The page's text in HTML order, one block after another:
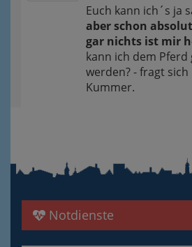
Euch kann ich´s ja
aber schon
gar nichts ist mir
kann ich dem Pferd
werden? - fragt sich
Kummer.
Notdienste